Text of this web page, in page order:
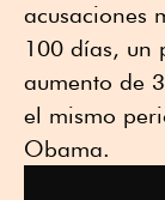
acusaciones
100 días, un
aumento de
el mismo
Obama.